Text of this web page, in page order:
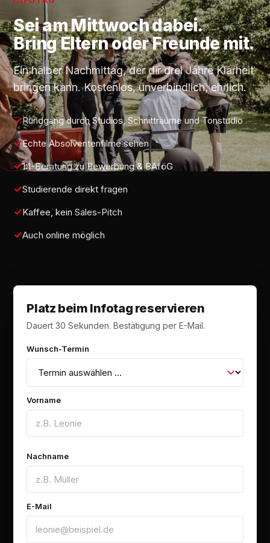
Sei amMittwochdabei.
Bring Eltern oder Freunde mit.
Ein halber Nachmittag, der dir drei Jahre Klarheit
bringen kann. Kostenlos, unverbindlich, ehrlich.
Rundgang durch Studios, Schnitträume und Tonstudio
Echte Absolventenfilme sehen
1:1-Beratung zu Bewerbung & BAföG
Studierende direkt fragen
Kaffee, kein Sales-Pitch
Auch online möglich
Platz beim Infotag reservieren
Dauert 30 Sekunden. Bestätigung per E-Mail.
Wunsch-Termin
Vorname
Nachname
E-Mail